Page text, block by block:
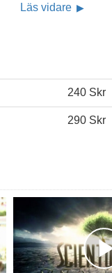
Läs vidare
240 Skr
290 Skr